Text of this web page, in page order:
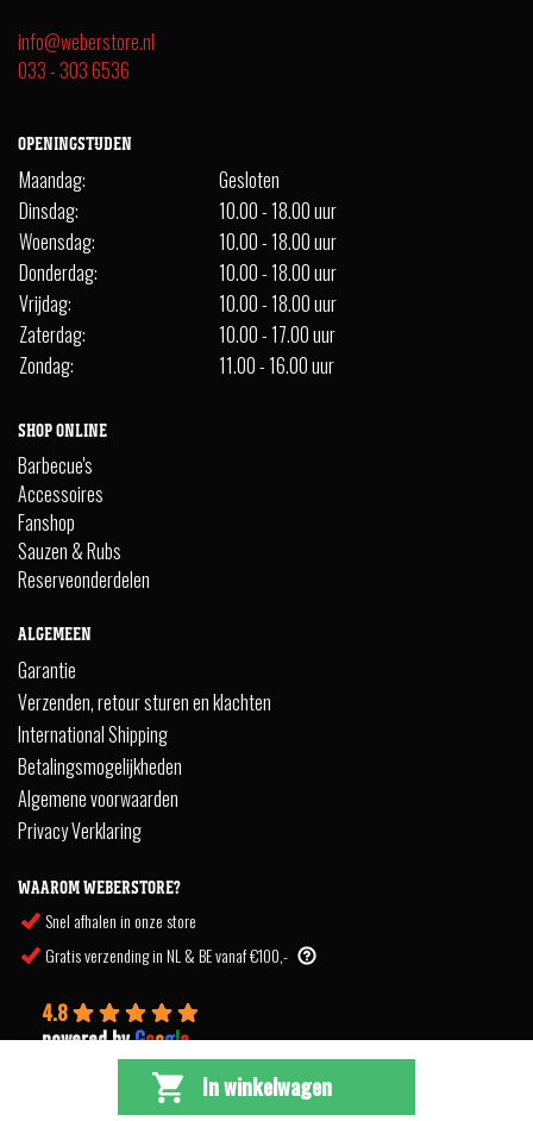
In winkelwagen
info@weberstore.nl
033 - 303 6536
OPENINGSTIJDEN
Maandag:
Gesloten
Dinsdag:
10.00 - 18.00 uur
Woensdag:
10.00 - 18.00 uur
Donderdag:
10.00 - 18.00 uur
Vrijdag:
10.00 - 18.00 uur
Zaterdag:
10.00 - 17.00 uur
Zondag:
11.00 - 16.00 uur
SHOP ONLINE
Barbecue's
Accessoires
Fanshop
Sauzen & Rubs
Reserveonderdelen
ALGEMEEN
Garantie
Verzenden, retour sturen en klachten
International Shipping
Betalingsmogelijkheden
Algemene voorwaarden
Privacy Verklaring
WAAROM WEBERSTORE?
Snel afhalen in onze store
Gratis verzending in NL & BE vanaf €100,-
4.8
powered byGoogle